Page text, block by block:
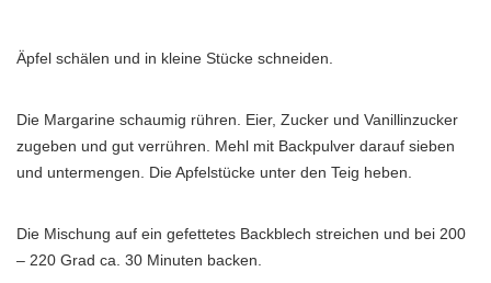
Äpfel schälen und in kleine Stücke schneiden.
Die Margarine schaumig rühren. Eier, Zucker und Vanillinzucker
zugeben und gut verrühren. Mehl mit Backpulver darauf sieben
und untermengen. Die Apfelstücke unter den Teig heben.
Die Mischung auf ein gefettetes Backblech streichen und bei 200
– 220 Grad ca. 30 Minuten backen.